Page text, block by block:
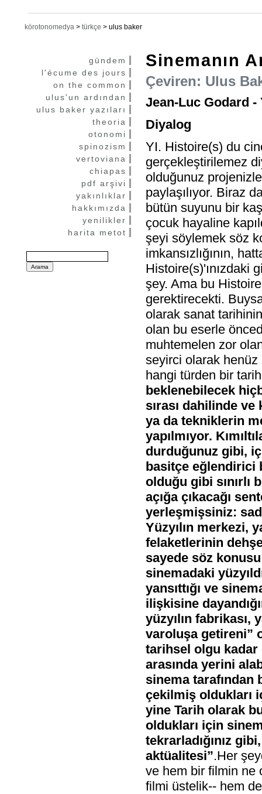
körotonomedya > türkçe > ulus baker
gündem
l'écume des jours
on the common
ulus'un ardından
ulus baker yazıları
theoria
otonomi
spinozism
vertoviana
chiapas
pdf arşivi
yakınlıklar
hakkımızda
yenilikler
harita metot
Sinemanın
Çeviren: Ulus
Jean-Luc Godard
Diyalog
YI. Histoire(s) du
gerçekleştirilemez
olduğunuz
paylaşılıyor. Biraz
bütün suyunu bir
çocuk hayaline
şeyi söylemek söz
imkansızlığının,
Histoire(s)'ınızdaki
şey. Ama bu
gerektirecekti.
olarak sanat
olan bu eserle
muhtemelen zor
seyirci olarak henüz
hangi türden bir
beklenebilecek
sırası dahilinde
ya da tekniklerin
yapılmıyor.
durduğunuz gibi,
basitçe eğlendirici
olduğu gibi sınırlı
açığa çıkacağı
yerleşmişsiniz:
Yüzyılın merkezi,
felaketlerinin
sayede söz
sinemadaki
yansıttığı ve
ilişkisine
yüzyılın fabrikası,
varoluşa getireni”
tarihsel olgu kadar
arasında yerini
sinema
çekilmiş oldukları
yine Tarih olarak
oldukları için
tekrarladığınız
aktüalitesi”.Her
ve hem bir filmin ne
filmi üstelik-- hem